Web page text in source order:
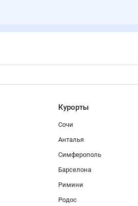
Курорты
Сочи
Анталья
Симферополь
Барселона
Римини
Родос